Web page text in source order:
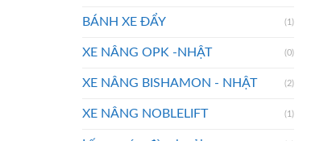
BÁNH XE ĐẨY (1)
XE NÂNG OPK -NHẬT (0)
XE NÂNG BISHAMON - NHẬT (2)
XE NÂNG NOBLELIFT (1)